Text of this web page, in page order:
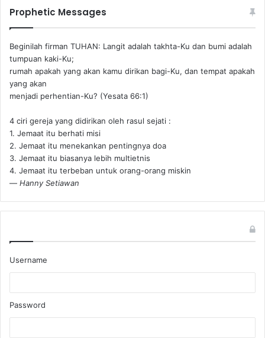
Prophetic Messages
Beginilah firman TUHAN: Langit adalah takhta-Ku dan bumi adalah
tumpuan kaki-Ku;
rumah apakah yang akan kamu dirikan bagi-Ku, dan tempat apakah
yang akan
menjadi perhentian-Ku? (Yesata 66:1) ‪
4 ciri gereja yang didirikan oleh rasul sejati :
1. Jemaat itu berhati misi
2. Jemaat itu menekankan pentingnya doa
3. Jemaat itu biasanya lebih multietnis
4. Jemaat itu terbeban untuk orang-orang miskin
— Hanny Setiawan
Username
Password